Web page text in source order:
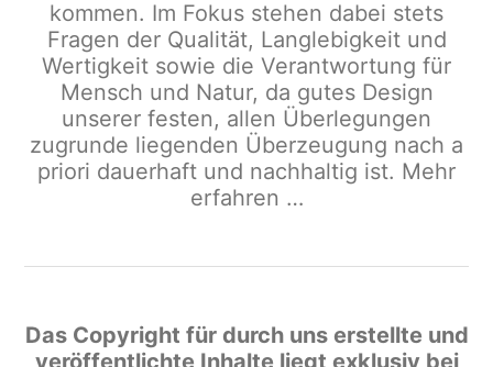
kommen. Im Fokus stehen dabei stets
Fragen der Qualität, Langlebigkeit und
Wertigkeit sowie die Verantwortung für
Mensch und Natur, da gutes Design
unserer festen, allen Überlegungen
zugrunde liegenden Überzeugung nach a
priori dauerhaft und nachhaltig ist. Mehr
erfahren …
Das Copyright für durch uns erstellte und
veröffentlichte Inhalte liegt exklusiv bei